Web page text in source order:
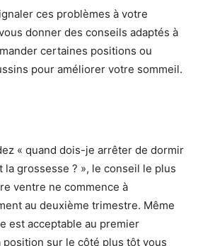
ces problèmes à votre
donner des conseils adaptés à
certaines positions ou
pour améliorer votre sommeil.
« quand dois-je arrêter de dormir
la grossesse ? », le conseil le plus
ventre ne commence à
au deuxième trimestre. Même
est acceptable au premier
sur le côté plus tôt vous